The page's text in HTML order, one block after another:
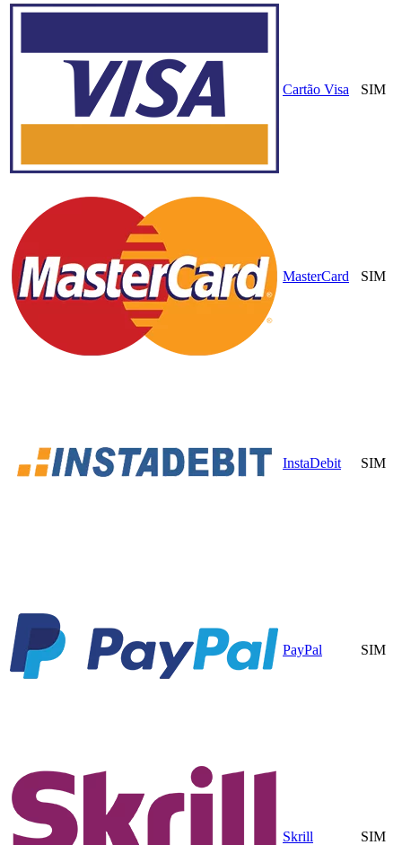
Cartão Visa SIM
MasterCard SIM
InstaDebit SIM
PayPal SIM
Skrill SIM